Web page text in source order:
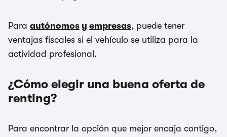
Para autónomos y empresas, puede tener
ventajas fiscales si el vehículo se utiliza para la
actividad profesional.
¿Cómo elegir una buena oferta de
renting?
Para encontrar la opción que mejor encaja contigo,